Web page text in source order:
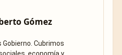
Gómez
Cubrimos